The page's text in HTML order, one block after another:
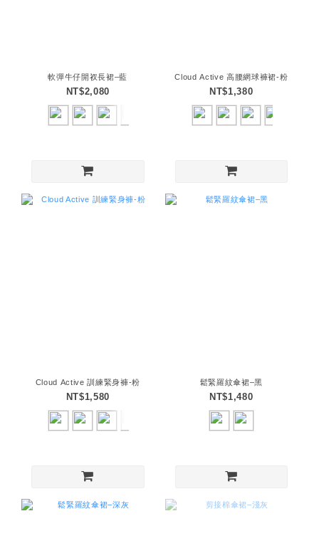
軟彈牛仔開衩長裙–藍
NT$2,080
Cloud Active 高腰網球褲裙-粉
NT$1,380
Cloud Active 訓練緊身褲-粉
NT$1,580
鬆緊羅紋傘裙–黑
NT$1,480